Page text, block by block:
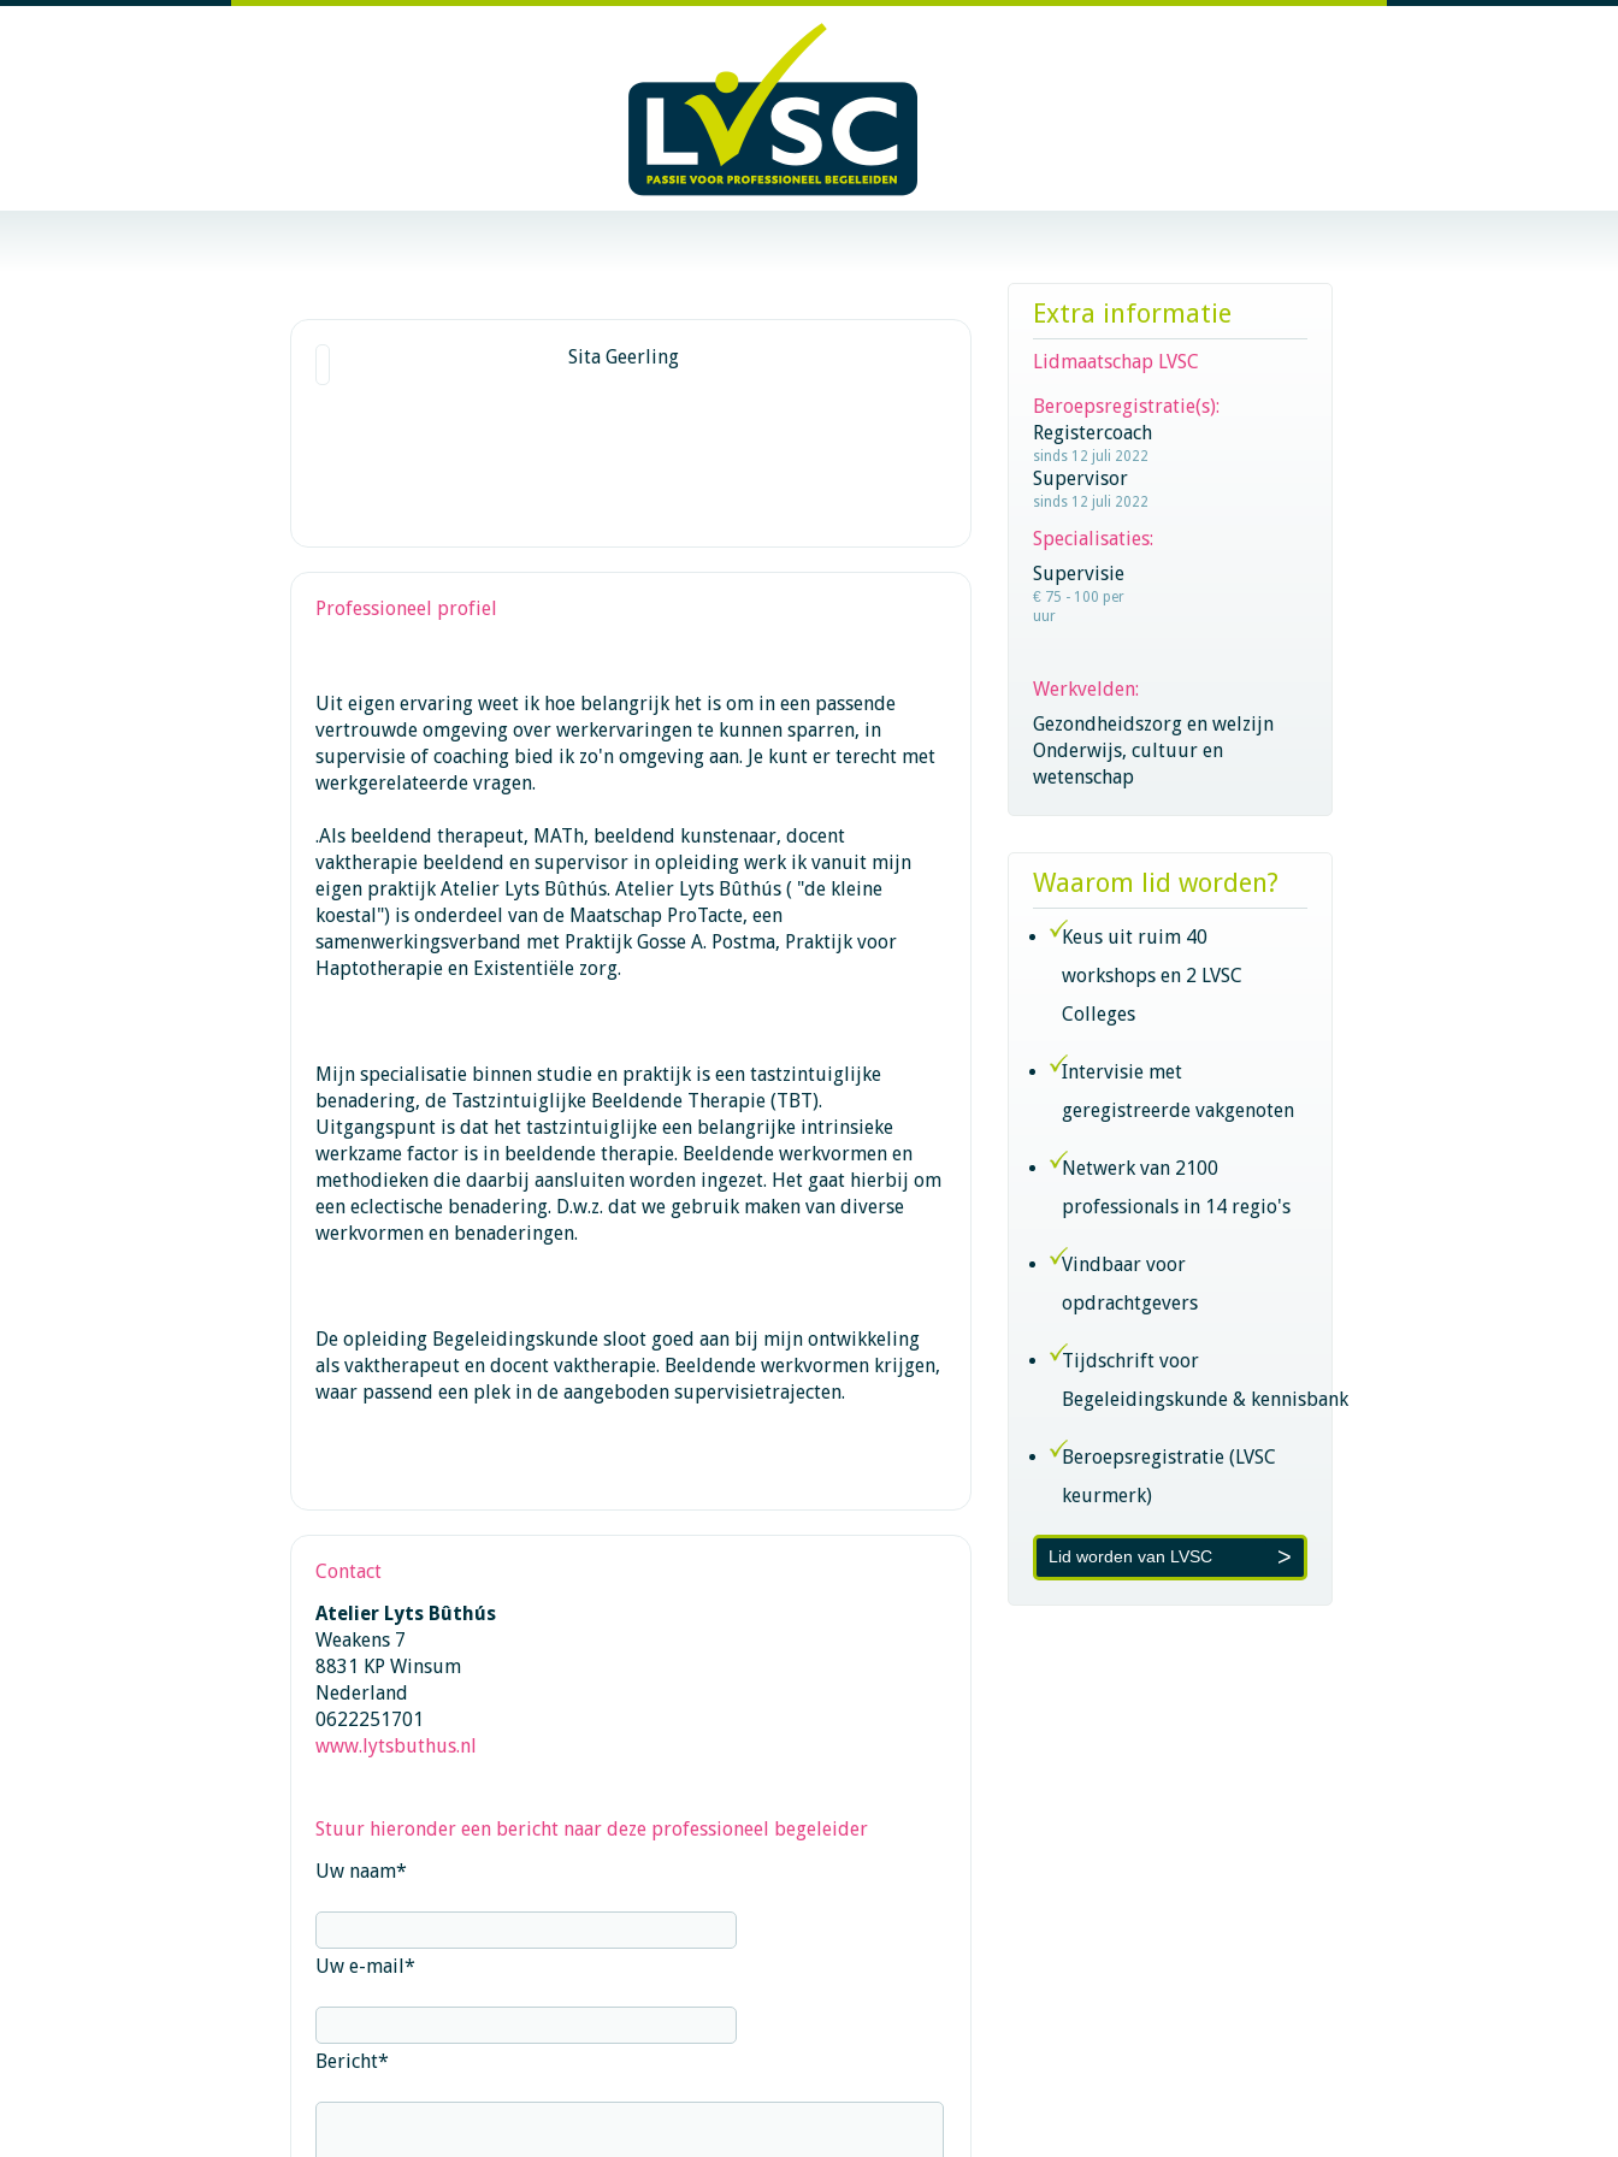
Sita Geerling
Professioneel profiel
Uit eigen ervaring weet ik hoe belangrijk het is om in een passende
vertrouwde omgeving over werkervaringen te kunnen sparren, in
supervisie of coaching bied ik zo'n omgeving aan. Je kunt er terecht met
werkgerelateerde vragen.
.Als beeldend therapeut, MATh, beeldend kunstenaar, docent
vaktherapie beeldend en supervisor in opleiding werk ik vanuit mijn
eigen praktijk Atelier Lyts Bûthús. Atelier Lyts Bûthús ( "de kleine
koestal") is onderdeel van de Maatschap ProTacte, een
samenwerkingsverband met Praktijk Gosse A. Postma, Praktijk voor
Haptotherapie en Existentiële zorg.
Mijn specialisatie binnen studie en praktijk is een tastzintuiglijke
benadering, de Tastzintuiglijke Beeldende Therapie (TBT).
Uitgangspunt is dat het tastzintuiglijke een belangrijke intrinsieke
werkzame factor is in beeldende therapie. Beeldende werkvormen en
methodieken die daarbij aansluiten worden ingezet. Het gaat hierbij om
een eclectische benadering. D.w.z. dat we gebruik maken van diverse
werkvormen en benaderingen.
De opleiding Begeleidingskunde sloot goed aan bij mijn ontwikkeling
als vaktherapeut en docent vaktherapie. Beeldende werkvormen krijgen,
waar passend een plek in de aangeboden supervisietrajecten.
Contact
Atelier Lyts Bûthús
Weakens 7
8831 KP Winsum
Nederland
0622251701
www.lytsbuthus.nl
Stuur hieronder een bericht naar deze professioneel begeleider
Uw naam*
Uw e-mail*
Bericht*
Extra informatie
Lidmaatschap LVSC
Beroepsregistratie(s):
Registercoach
sinds 12 juli 2022
Supervisor
sinds 12 juli 2022
Specialisaties:
Supervisie
€ 75 - 100 per
uur
Werkvelden:
Gezondheidszorg en welzijn
Onderwijs, cultuur en
wetenschap
Waarom lid worden?
Keus uit ruim 40
workshops en 2 LVSC
Colleges
Intervisie met
geregistreerde vakgenoten
Netwerk van 2100
professionals in 14 regio's
Vindbaar voor
opdrachtgevers
Tijdschrift voor
Begeleidingskunde & kennisbank
Beroepsregistratie (LVSC
keurmerk)
Lid worden van LVSC